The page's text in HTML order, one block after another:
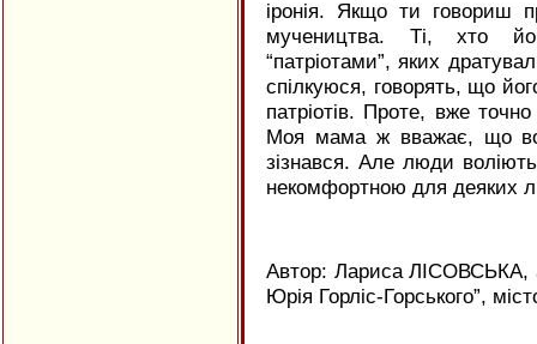
іронія. Якщо ти говориш
мучеництва. Ті, хто
“патріотами”, яких
спілкуюся, говорять, що
патріотів. Проте, вже
Моя мама ж вважає, що
зізнався. Але люди
некомфортною для деяких
Автор: Лариса ЛІСОВСЬКА,
Юрія Горліс-Горського”,